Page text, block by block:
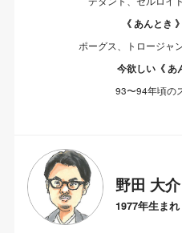
《 あんとき
ポーグス、トロージャ
今欲しい《 あ
93〜94年頃の
野田 大
1977年生ま